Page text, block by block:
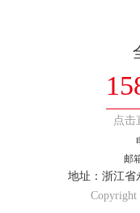
点击
邮
地址：浙江省
Copyright